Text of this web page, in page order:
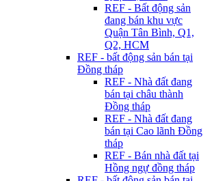
REF - Bất động sản
đang bán khu vực
Quận Tân Bình, Q1,
Q2, HCM
REF - bất động sản bán tại
Đồng tháp
REF - Nhà đất đang
bán tại châu thành
Đồng tháp
REF - Nhà đất đang
bán tại Cao lãnh Đồng
tháp
REF - Bán nhà đất tại
Hồng ngự đồng tháp